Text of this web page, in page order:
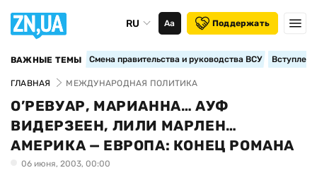
RU Аа Поддержать
ВАЖНЫЕ ТЕМЫ Смена правительства и руководства ВСУ
ГЛАВНАЯ МЕЖДУНАРОДНАЯ ПОЛИТИКА
О’РЕВУАР, МАРИАННА… АУФ
ВИДЕРЗЕЕН, ЛИЛИ МАРЛЕН…
АМЕРИКА — ЕВРОПА: КОНЕЦ РОМАНА
06 июня, 2003, 00:00